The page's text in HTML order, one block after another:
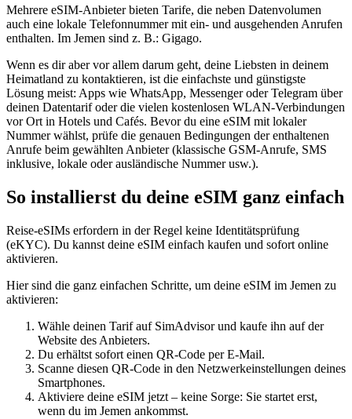
Mehrere eSIM-Anbieter bieten Tarife, die neben Datenvolumen
auch eine lokale Telefonnummer mit ein- und ausgehenden Anrufen
enthalten. Im Jemen sind z. B.: Gigago.
Wenn es dir aber vor allem darum geht, deine Liebsten in deinem
Heimatland zu kontaktieren, ist die einfachste und günstigste
Lösung meist: Apps wie WhatsApp, Messenger oder Telegram über
deinen Datentarif oder die vielen kostenlosen WLAN-Verbindungen
vor Ort in Hotels und Cafés. Bevor du eine eSIM mit lokaler
Nummer wählst, prüfe die genauen Bedingungen der enthaltenen
Anrufe beim gewählten Anbieter (klassische GSM-Anrufe, SMS
inklusive, lokale oder ausländische Nummer usw.).
So installierst du deine eSIM ganz einfach
Reise-eSIMs erfordern in der Regel keine Identitätsprüfung
(eKYC). Du kannst deine eSIM einfach kaufen und sofort online
aktivieren.
Hier sind die ganz einfachen Schritte, um deine eSIM im Jemen zu
aktivieren:
Wähle deinen Tarif auf SimAdvisor und kaufe ihn auf der
Website des Anbieters.
Du erhältst sofort einen QR-Code per E-Mail.
Scanne diesen QR-Code in den Netzwerkeinstellungen deines
Smartphones.
Aktiviere deine eSIM jetzt – keine Sorge: Sie startet erst,
wenn du im Jemen ankommst.